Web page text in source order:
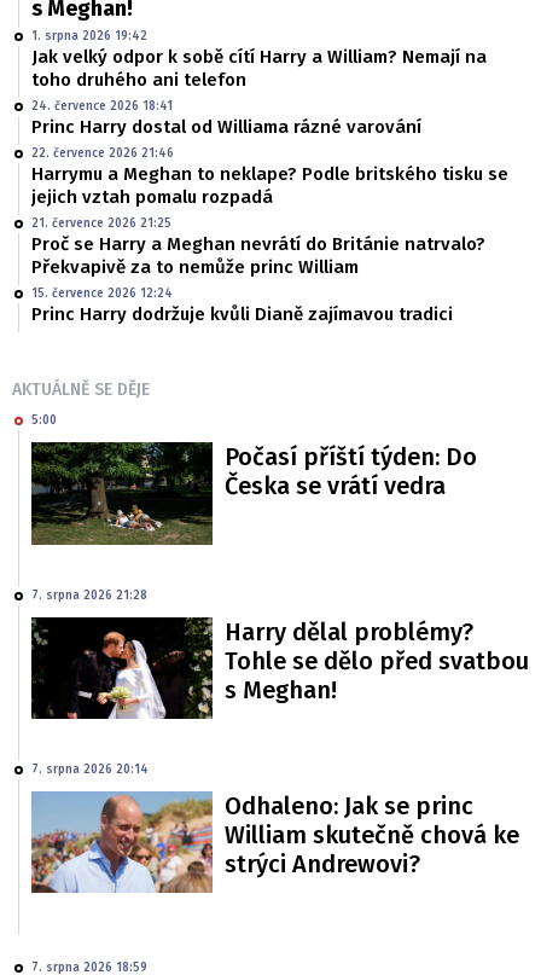
s Meghan!
1. srpna 2026 19:42
Jak velký odpor k sobě cítí Harry a William? Nemají na
toho druhého ani telefon
24. července 2026 18:41
Princ Harry dostal od Williama rázné varování
22. července 2026 21:46
Harrymu a Meghan to neklape? Podle britského tisku se
jejich vztah pomalu rozpadá
21. července 2026 21:25
Proč se Harry a Meghan nevrátí do Británie natrvalo?
Překvapivě za to nemůže princ William
15. července 2026 12:24
Princ Harry dodržuje kvůli Dianě zajímavou tradici
AKTUÁLNĚ SE DĚJE
5:00
Počasí příští týden: Do
Česka se vrátí vedra
7. srpna 2026 21:28
Harry dělal problémy?
Tohle se dělo před svatbou
s Meghan!
7. srpna 2026 20:14
Odhaleno: Jak se princ
William skutečně chová ke
strýci Andrewovi?
7. srpna 2026 18:59